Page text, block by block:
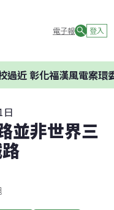
電子報 登入
彰化福漢風電案環委建
日
並非世界三